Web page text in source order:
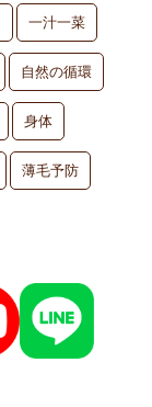
一汁一菜
自然の循環
身体
薄毛予防